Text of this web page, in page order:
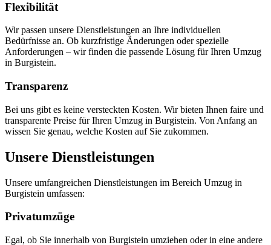
Flexibilität
Wir passen unsere Dienstleistungen an Ihre individuellen
Bedürfnisse an. Ob kurzfristige Änderungen oder spezielle
Anforderungen – wir finden die passende Lösung für Ihren Umzug
in Burgistein.
Transparenz
Bei uns gibt es keine versteckten Kosten. Wir bieten Ihnen faire und
transparente Preise für Ihren Umzug in Burgistein. Von Anfang an
wissen Sie genau, welche Kosten auf Sie zukommen.
Unsere Dienstleistungen
Unsere umfangreichen Dienstleistungen im Bereich Umzug in
Burgistein umfassen:
Privatumzüge
Egal, ob Sie innerhalb von Burgistein umziehen oder in eine andere